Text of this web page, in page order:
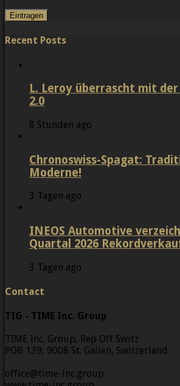
Recent Posts
L. Leroy überrascht mit
2.0
8 Stunden ago
Chronoswiss-Spagat:
Moderne!
3 Tagen ago
INEOS Automotive
Quartal 2026
3 Tagen ago
Contact
TIG - TIME Inc. Group
TIME Inc. Group, Rep Off Switz
POB 139, 9008 St. Gallen, Switzerland
office@time-inc.group